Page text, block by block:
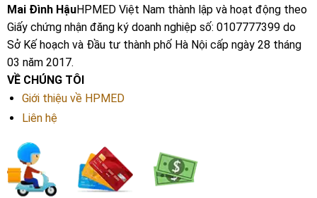
Mai Đình HậuHPMED Việt Nam thành lập và hoạt động theo
Giấy chứng nhận đăng ký doanh nghiệp số: 0107777399 do
Sở Kế hoạch và Đầu tư thành phố Hà Nội cấp ngày 28 tháng
03 năm 2017.
VỀ CHÚNG TÔI
Giới thiệu về HPMED
Liên hệ